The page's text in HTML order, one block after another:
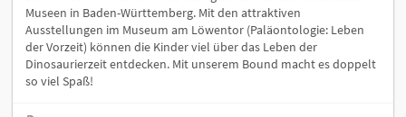
Museen in Baden-Württemberg. Mit den attraktiven
Ausstellungen im Museum am Löwentor (Paläontologie: Leben
der Vorzeit) können die Kinder viel über das Leben der
Dinosaurierzeit entdecken. Mit unserem Bound macht es doppelt
so viel Spaß!